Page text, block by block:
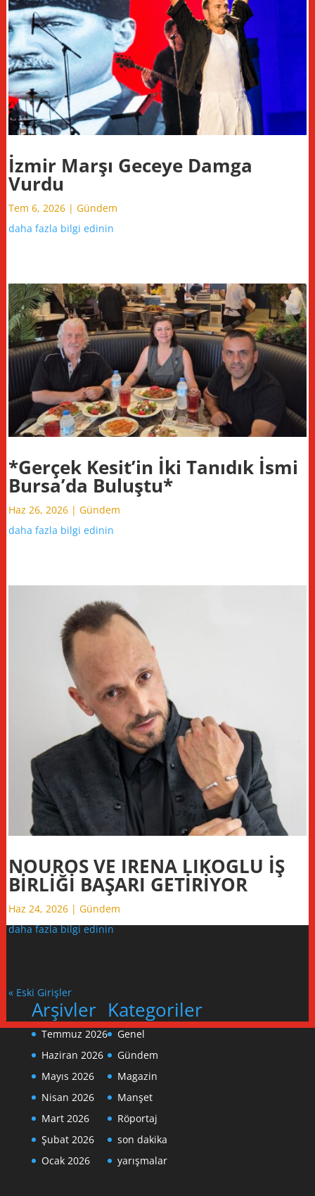
İzmir Marşı Geceye Damga
Vurdu
Tem 6, 2026 | Gündem
daha fazla bilgi edinin
*Gerçek Kesit’in İki Tanıdık İsmi
Bursa’da Buluştu*
Haz 26, 2026 | Gündem
daha fazla bilgi edinin
NOUROS VE IRENA LIKOGLU İŞ
BİRLİĞİ BAŞARI GETİRİYOR
Haz 24, 2026 | Gündem
daha fazla bilgi edinin
« Eski Girişler
Arşivler
Temmuz 2026
Haziran 2026
Mayıs 2026
Nisan 2026
Mart 2026
Şubat 2026
Ocak 2026
Kategoriler
Genel
Gündem
Magazin
Manşet
Röportaj
son dakika
yarışmalar